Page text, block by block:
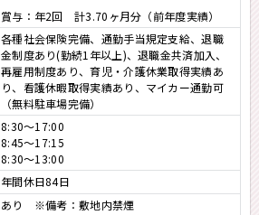
賞与：年2回 計3.70ヶ月分（前年度実績）
各種社会保険完備、通勤手当規定支給、退職
金制度あり(勤続1年以上)、退職金共済加入、
再雇用制度あり、育児・介護休業取得実績あ
り、看護休暇取得実績あり、マイカー通勤可
（無料駐車場完備）
8:30～17:00
8:45～17:15
8:30～13:00
年間休日84日
あり ※備考：敷地内禁煙